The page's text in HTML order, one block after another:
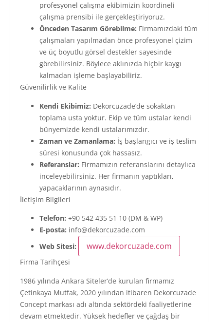
profesyonel çalışma ekibimizin koordineli
çalışma prensibi ile gerçekleştiriyoruz.
Önceden Tasarım Görebilme: Firmamızdaki tüm
çalışmaları yapılmadan önce profesyonel çizim
ve üç boyutlu görsel destekler sayesinde
görebilirsiniz. Böylece aklınızda hiçbir kaygı
kalmadan işleme başlayabiliriz.
Güvenilirlik ve Kalite
Kendi Ekibimiz: Dekorcuzade’de sokaktan
toplama usta yoktur. Ekip ve tüm ustalar kendi
bünyemizde kendi ustalarımızdır.
Zaman ve Zamanlama: İş başlangıcı ve iş teslim
süresi konusunda çok hassasız.
Referanslar: Firmamızın referanslarını detaylıca
inceleyebilirsiniz. Her firmanın yaptıkları,
yapacaklarının aynasıdır.
İletişim Bilgileri
Telefon: +90 542 435 51 10 (DM & WP)
E-posta: info@dekorcuzade.com
Web Sitesi:
www.dekorcuzade.com
Firma Tarihçesi
1986 yılında Ankara Siteler’de kurulan firmamız
Çetinkaya Mutfak, 2020 yılından itibaren Dekorcuzade
Concept markası adı altında sektördeki faaliyetlerine
devam etmektedir. Yüksek hedefler ve çağdaş bir